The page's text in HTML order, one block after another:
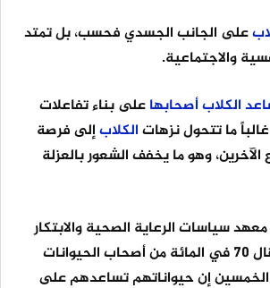
على الجانب الجسدي فحسب، بل تمتد
والاجتماعية.
الكلابأصحابهاعلى بناء تفاعلات
ما تتحول نزهاتالكلابإلى فرصة
وهو ما يخفف الشعور بالعزلة
سياسات الرعاية الصحية والابتكار
بجامعة ميشيغان، قال 70 في المائة من أصحاب الحيوانات
الخمسين إن حيواناتهم تساعدهم على